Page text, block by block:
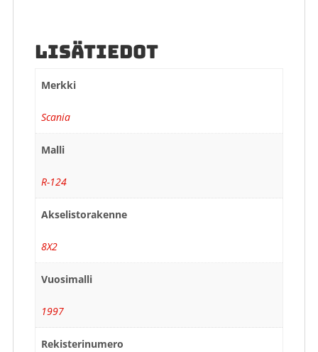
LISÄTIEDOT
Merkki
Scania
Malli
R-124
Akselistorakenne
8X2
Vuosimalli
1997
Rekisterinumero